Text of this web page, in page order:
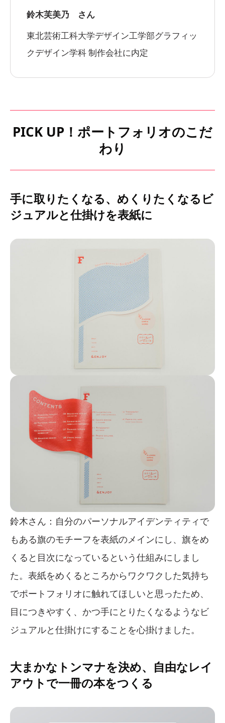
鈴木芙美乃 さん
東北芸術工科大学デザイン工学部グラフィッ
クデザイン学科 制作会社に内定
PICK UP！ポートフォリオのこだ
わり
手に取りたくなる、めくりたくなるビ
ジュアルと仕掛けを表紙に
鈴木さん：自分のパーソナルアイデンティティで
もある旗のモチーフを表紙のメインにし、旗をめ
くると目次になっているという仕組みにしまし
た。表紙をめくるところからワクワクした気持ち
でポートフォリオに触れてほしいと思ったため、
目につきやすく、かつ手にとりたくなるようなビ
ジュアルと仕掛けにすることを心掛けました。
大まかなトンマナを決め、自由なレイ
アウトで一冊の本をつくる